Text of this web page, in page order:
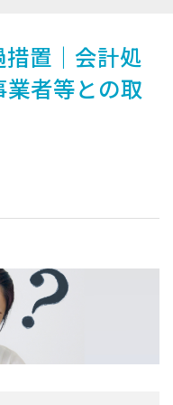
置｜会計処
者等との取